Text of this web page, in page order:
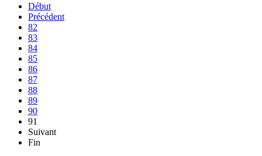
Début
Précédent
82
83
84
85
86
87
88
89
90
91
Suivant
Fin